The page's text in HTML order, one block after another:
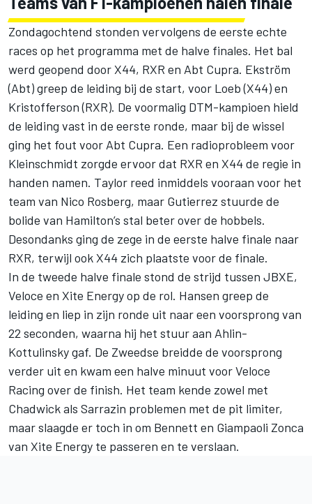
Zondagochtend stonden vervolgens de eerste echte
races op het programma met de halve finales. Het bal
werd geopend door X44, RXR en Abt Cupra. Ekström
(Abt) greep de leiding bij de start, voor Loeb (X44) en
Kristofferson (RXR). De voormalig DTM-kampioen hield
de leiding vast in de eerste ronde, maar bij de wissel
ging het fout voor Abt Cupra. Een radioprobleem voor
Kleinschmidt zorgde ervoor dat RXR en X44 de regie in
handen namen. Taylor reed inmiddels vooraan voor het
team van Nico Rosberg, maar Gutierrez stuurde de
bolide van Hamilton’s stal beter over de hobbels.
Desondanks ging de zege in de eerste halve finale naar
RXR, terwijl ook X44 zich plaatste voor de finale.
In de tweede halve finale stond de strijd tussen JBXE,
Veloce en Xite Energy op de rol. Hansen greep de
leiding en liep in zijn ronde uit naar een voorsprong van
22 seconden, waarna hij het stuur aan Ahlin-
Kottulinsky gaf. De Zweedse breidde de voorsprong
verder uit en kwam een halve minuut voor Veloce
Racing over de finish. Het team kende zowel met
Chadwick als Sarrazin problemen met de pit limiter,
maar slaagde er toch in om Bennett en Giampaoli Zonca
van Xite Energy te passeren en te verslaan.